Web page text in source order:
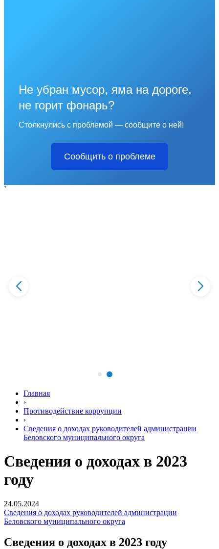
Не убран мусор, яма на дороге,
не горит фонарь?
Столкнулись с проблемой — сообщите о ней!
Сообщить о проблеме
`
Главная
›
Противодействие коррупции
›
Сведения о доходах руководителей администрации
Беловского муниципального округа
Сведения о доходах в 2023
году
24.05.2024
Сведения о доходах руководителей администрации
Беловского муниципального округа
Сведения о доходах в 2023 году